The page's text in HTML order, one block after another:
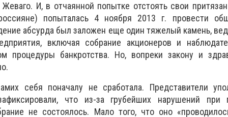
И, в отчаянной попытке отстоять свои
попыталась 4 ноября 2013 г. провести
абсурда был заложен еще один тяжелый камень,
включая собрание акционеров и
процедуры банкротства. Но, вопреки закону и
себя поначалу не сработала. Представители
что из-за грубейших нарушений при
не состоялось. Мало того, что оно